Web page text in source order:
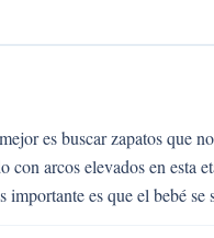
es buscar zapatos que
con arcos elevados en esta
es que el bebé se